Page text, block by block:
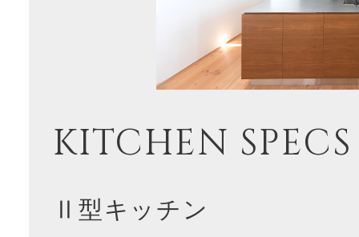
KITCHEN SPECS
Ⅱ型キッチン